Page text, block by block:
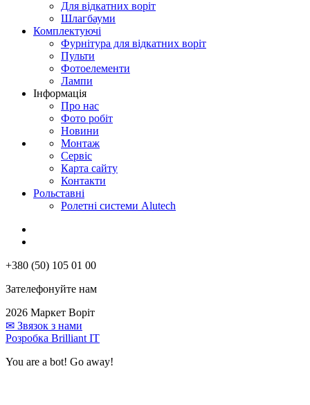
Для відкатних воріт
Шлагбауми
Комплектуючі
Фурнітура для відкатних воріт
Пульти
Фотоелементи
Лампи
Інформація
Про нас
Фото робіт
Новини
Монтаж
Сервіс
Карта сайту
Контакти
Рольставні
Ролетні системи Alutech
+380 (50) 105 01 00
Зателефонуйте нам
2026 Маркет Воріт
✉ Звязок з нами
Розробка Brilliant IT
You are a bot! Go away!